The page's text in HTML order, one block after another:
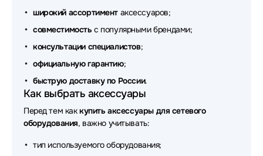
Аксессуары для сетевого оборудования 3М
Аксессуары для сетевого оборудования MONSTER
LANMASTER
Аксессуары для сетевого оборудования Patchwork
Аксессуары для сетевого оборудования Areca
Аксессуары для сетевого оборудования NADDOD
широкий ассортимент аксессуаров;
совместимость с популярными брендами;
консультации специалистов;
официальную гарантию;
быструю доставку по России.
Как выбрать аксессуары
Перед тем каккупить аксессуары для сетевого
оборудования, важно учитывать:
тип используемого оборудования;